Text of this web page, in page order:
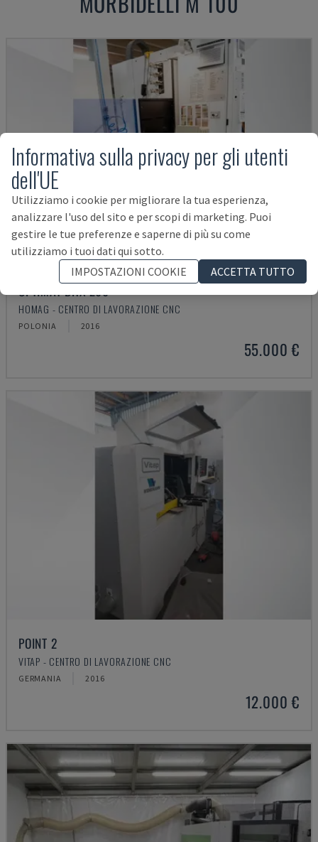
OPTIMAT BHX 200
HOMAG - CENTRO DI LAVORAZIONE CNC
POLONIA 2016
55.000 €
POINT 2
VITAP - CENTRO DI LAVORAZIONE CNC
GERMANIA 2016
12.000 €
Informativa sulla privacy per gli utenti
dell'UE
Utilizziamo i cookie per migliorare la tua esperienza,
analizzare l'uso del sito e per scopi di marketing. Puoi
gestire le tue preferenze e saperne di più su come
utilizziamo i tuoi dati qui sotto.
IMPOSTAZIONI COOKIE
ACCETTA TUTTO